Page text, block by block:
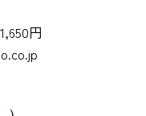
円